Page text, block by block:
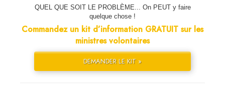
QUEL QUE SOIT LE PROBLÈME... On PEUT y faire
quelque chose !
Commandez un kit d’information GRATUIT sur les
ministres volontaires
DEMANDER LE KIT »